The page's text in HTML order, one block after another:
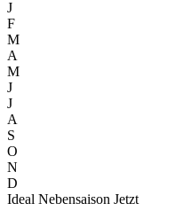
J
F
M
A
M
J
J
A
S
O
N
D
Ideal Nebensaison Jetzt